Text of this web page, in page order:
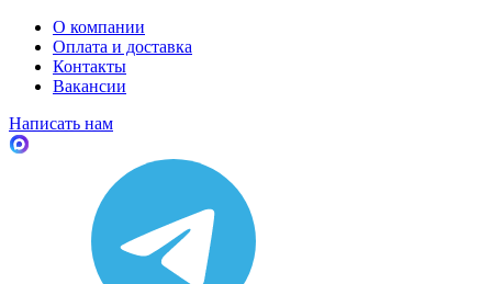
О компании
Оплата и доставка
Контакты
Вакансии
Написать нам